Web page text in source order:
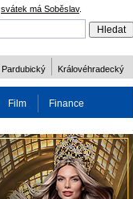
svátek má Soběslav.
Pardubický Královéhradecký
Film Finance
ODM 2016